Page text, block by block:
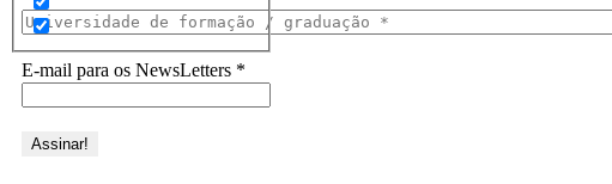
E-mail para os NewsLetters *